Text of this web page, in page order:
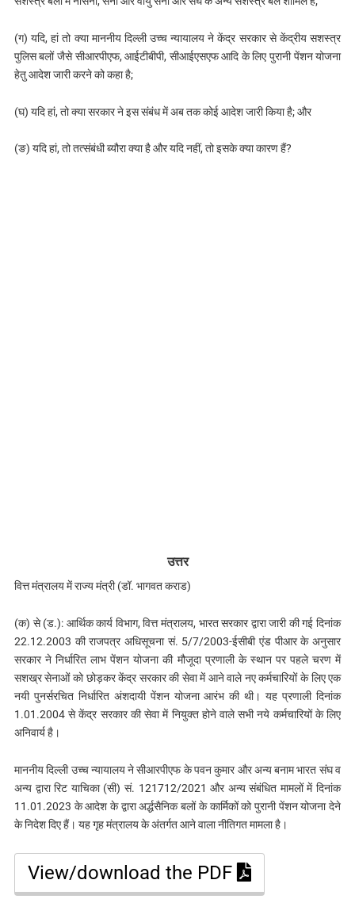
(ग) यदि, हां तो क्या माननीय दिल्ली उच्च न्यायालय ने केंद्र सरकार से केंद्रीय सशस्त्र
पुलिस बलों जैसे सीआरपीएफ, आईटीबीपी, सीआईएसएफ आदि के लिए पुरानी पेंशन योजना
हेतु आदेश जारी करने को कहा है;
(घ) यदि हां, तो क्या सरकार ने इस संबंध में अब तक कोई आदेश जारी किया है; और
(ङ) यदि हां, तो तत्संबंधी ब्यौरा क्या है और यदि नहीं, तो इसके क्या कारण हैं?
उत्तर
वित्त मंत्रालय में राज्य मंत्री (डॉ. भागवत कराड)
(क) से (ड.): आर्थिक कार्य विभाग, वित्त मंत्रालय, भारत सरकार द्वारा जारी की गई दिनांक
22.12.2003 की राजपत्र अधिसूचना सं. 5/7/2003-ईसीबी एंड पीआर के अनुसार
सरकार ने निर्धारित लाभ पेंशन योजना की मौजूदा प्रणाली के स्थान पर पहले चरण में
सशख्र सेनाओं को छोड़कर केंद्र सरकार की सेवा में आने वाले नए कर्मचारियों के लिए एक
नयी पुनर्सरचित निर्धारित अंशदायी पेंशन योजना आरंभ की थी। यह प्रणाली दिनांक
1.01.2004 से केंद्र सरकार की सेवा में नियुक्त होने वाले सभी नये कर्मचारियों के लिए
अनिवार्य है।
माननीय दिल्ली उच्च न्यायालय ने सीआरपीएफ के पवन कुमार और अन्य बनाम भारत संघ व
अन्य द्वारा रिट याचिका (सी) सं. 121712/2021 और अन्य संबंधित मामलों में दिनांक
11.01.2023 के आदेश के द्वारा अर्द्धसैनिक बलों के कार्मिकों को पुरानी पेंशन योजना देने
के निदेश दिए हैं। यह गृह मंत्रालय के अंतर्गत आने वाला नीतिगत मामला है।
View/download the PDF